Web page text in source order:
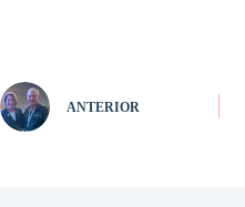
ANTERIOR